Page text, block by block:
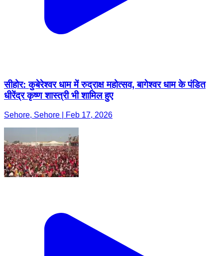
सीहोर: कुबेरेश्वर धाम में रुद्राक्ष महोत्सव, बागेश्वर धाम के पंडित
धीरेंद्र कृष्ण शास्त्री भी शामिल हुए
Sehore, Sehore | Feb 17, 2026